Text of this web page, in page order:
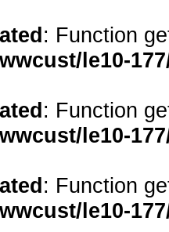
: Function
le10-
: Function
le10-
: Function
le10-